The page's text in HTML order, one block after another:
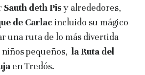
Sauth deth Pisy alrededores,
de Carlac incluido su mágico
una ruta de lo más divertida
pequeños, la Ruta del
en Tredós.